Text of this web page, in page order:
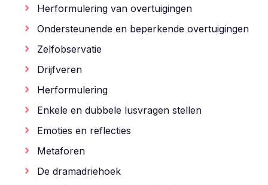
Herformulering van overtuigingen
Ondersteunende en beperkende overtuigingen
Zelfobservatie
Drijfveren
Herformulering
Enkele en dubbele lusvragen stellen
Emoties en reflecties
Metaforen
De dramadriehoek